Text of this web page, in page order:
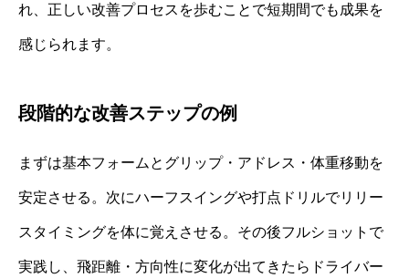
れ、正しい改善プロセスを歩むことで短期間でも成果を
感じられます。
段階的な改善ステップの例
まずは基本フォームとグリップ・アドレス・体重移動を
安定させる。次にハーフスイングや打点ドリルでリリー
スタイミングを体に覚えさせる。その後フルショットで
実践し、飛距離・方向性に変化が出てきたらドライバー